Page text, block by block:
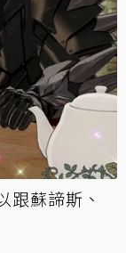
跟蘇諦斯、